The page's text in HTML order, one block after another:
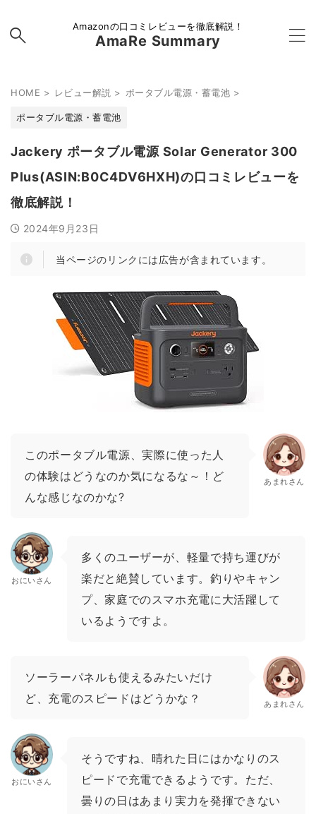
Amazonの口コミレビューを徹底解説！
AmaRe Summary
HOME > レビュー解説 > ポータブル電源・蓄電池 >
ポータブル電源・蓄電池
Jackery ポータブル電源 Solar Generator 300
Plus(ASIN:B0C4DV6HXH)の口コミレビューを
徹底解説！
2024年9月23日
当ページのリンクには広告が含まれています。
このポータブル電源、実際に使った人
の体験はどうなのか気になるな～！ど
んな感じなのかな?
あまれさん
おにいさん
多くのユーザーが、軽量で持ち運びが
楽だと絶賛しています。釣りやキャン
プ、家庭でのスマホ充電に大活躍して
いるようですよ。
ソーラーパネルも使えるみたいだけ
ど、充電のスピードはどうかな？
あまれさん
おにいさん
そうですね、晴れた日にはかなりのス
ピードで充電できるようです。ただ、
曇りの日はあまり実力を発揮できない